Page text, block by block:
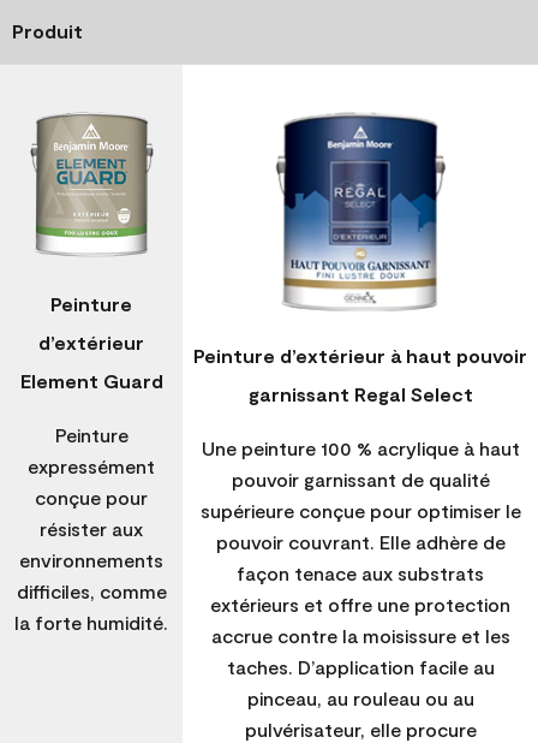
Produit
Peinture
d’extérieur
Element Guard
Peinture
expressément
conçue pour
résister aux
environnements
difficiles, comme
la forte humidité.
Peinture d’extérieur à haut pouvoir
garnissant Regal Select
Une peinture 100 % acrylique à haut
pouvoir garnissant de qualité
supérieure conçue pour optimiser le
pouvoir couvrant. Elle adhère de
façon tenace aux substrats
extérieurs et offre une protection
accrue contre la moisissure et les
taches. D’application facile au
pinceau, au rouleau ou au
pulvérisateur, elle procure